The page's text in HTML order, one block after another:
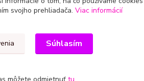
svojho prehliadača. Viac informácií
Súhlasím